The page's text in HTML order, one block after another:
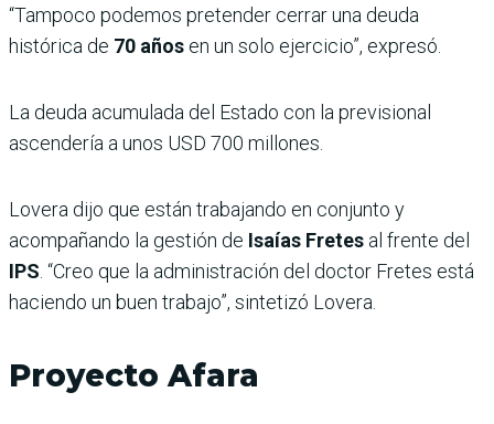
“Tampoco podemos pretender cerrar una deuda
histórica de 70 años en un solo ejercicio”, expresó.
La deuda acumulada del Estado con la previsional
ascendería a unos USD 700 millones.
Lovera dijo que están trabajando en conjunto y
acompañando la gestión de Isaías Fretes al frente del
IPS. “Creo que la administración del doctor Fretes está
haciendo un buen trabajo”, sintetizó Lovera.
Proyecto Afara